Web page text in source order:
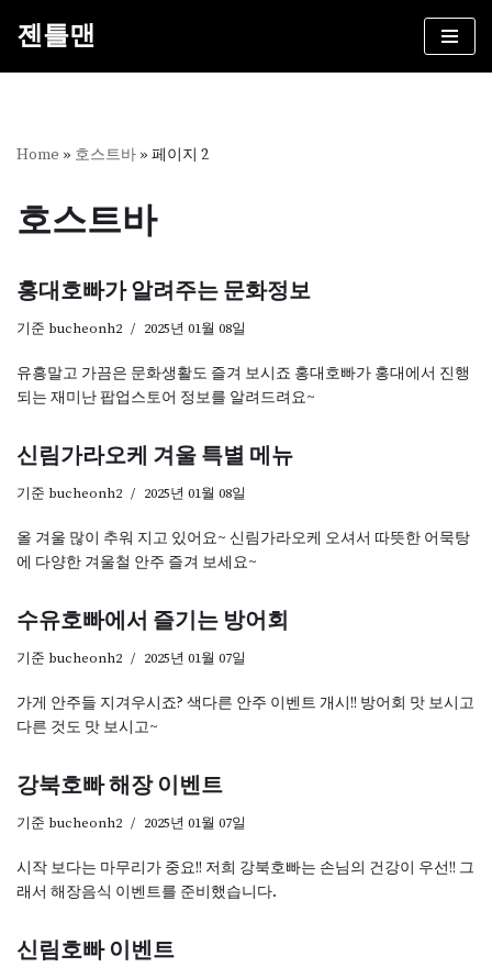
건
뛰
기
젠틀맨
Home » 호스트바 » 페이지 2
호스트바
홍대호빠가 알려주는 문화정보
기준 bucheonh2 2025년 01월 08일
유흥말고 가끔은 문화생활도 즐겨 보시죠 홍대호빠가 홍대에서 진행
되는 재미난 팝업스토어 정보를 알려드려요~
신림가라오케 겨울 특별 메뉴
기준 bucheonh2 2025년 01월 08일
올 겨울 많이 추워 지고 있어요~ 신림가라오케 오셔서 따뜻한 어묵탕
에 다양한 겨울철 안주 즐겨 보세요~
수유호빠에서 즐기는 방어회
기준 bucheonh2 2025년 01월 07일
가게 안주들 지겨우시죠? 색다른 안주 이벤트 개시!! 방어회 맛 보시고
다른 것도 맛 보시고~
강북호빠 해장 이벤트
기준 bucheonh2 2025년 01월 07일
시작 보다는 마무리가 중요!! 저희 강북호빠는 손님의 건강이 우선!! 그
래서 해장음식 이벤트를 준비했습니다.
신림호빠 이벤트